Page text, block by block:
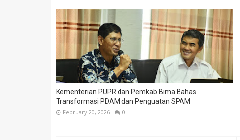
Kementerian PUPR dan Pemkab Bima Bahas
Transformasi PDAM dan Penguatan SPAM
February 20, 2026 0